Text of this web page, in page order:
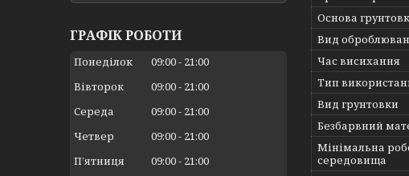
Основа
Вид
Час висихання
Тип
Вид грунтовки
Безбарвний
Мінімальна
середовища
ГРАФІК РОБОТИ
Понеділок 09:00
21:00
Вівторок
09:00
21:00
Середа
09:00
21:00
Четвер
09:00
21:00
Пʼятниця
09:00
21:00